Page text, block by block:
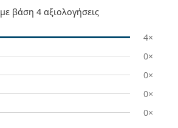
με βάση 4 αξιολογήσεις
4×
0×
0×
0×
0×